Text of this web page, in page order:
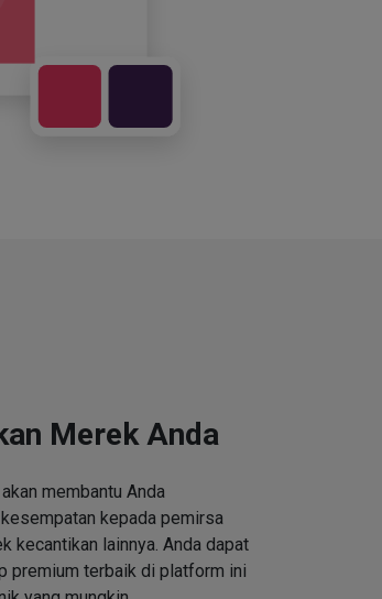
Merek Anda
membantu Anda
kepada pemirsa
kecantikan lainnya. Anda dapat
premium terbaik di platform ini